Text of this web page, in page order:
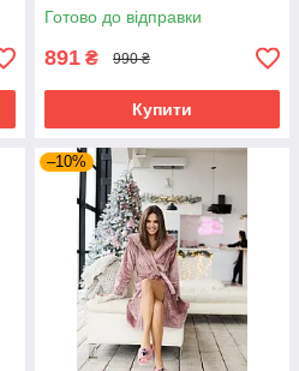
Готово до відправки
891 ₴ 990 ₴
Купити
–10%